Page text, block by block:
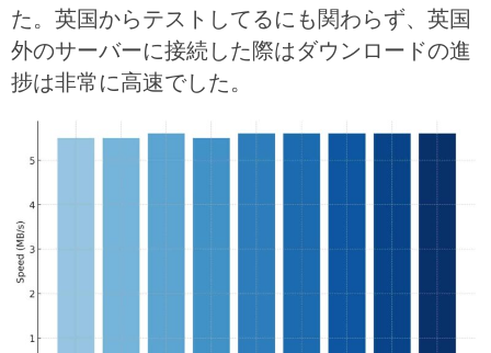
た。英国からテストしてるにも関わらず、英国
外のサーバーに接続した際はダウンロードの進
捗は非常に高速でした。